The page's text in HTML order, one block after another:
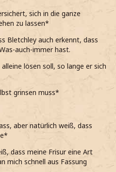
sich in die ganze
zu lassen*
Bletchley auch erkennt, dass
auch-immer hast.
lösen soll, so lange er sich
grinsen muss*
aber natürlich weiß, dass
dass meine Frisur eine Art
mich schnell aus Fassung